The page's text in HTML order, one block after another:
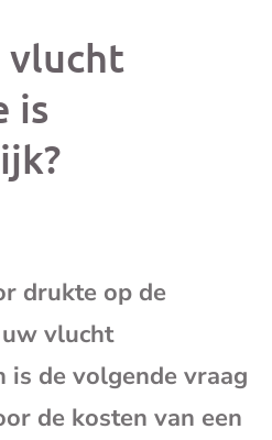
je
vlucht
is
drukte op de
vlucht
is de volgende vraag
de kosten van een